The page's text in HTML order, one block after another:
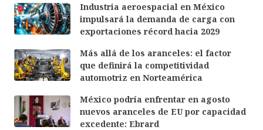
Industria aeroespacial en México
impulsará la demanda de carga con
exportaciones récord hacia 2029
Más allá de los aranceles: el factor
que definirá la competitividad
automotriz en Norteamérica
México podría enfrentar en agosto
nuevos aranceles de EU por capacidad
excedente: Ebrard